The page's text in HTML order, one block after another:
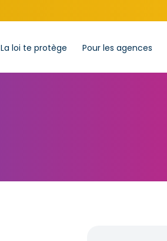
La loi te protège Pour les agences